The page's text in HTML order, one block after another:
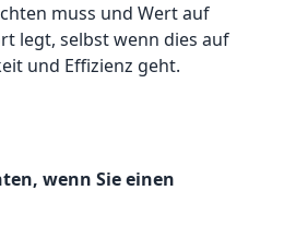
muss und Wert auf
legt, selbst wenn dies auf
und Effizienz geht.
wenn Sie einen